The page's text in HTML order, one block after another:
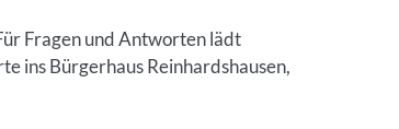
Fragen und Antworten lädt
ins Bürgerhaus Reinhardshausen,